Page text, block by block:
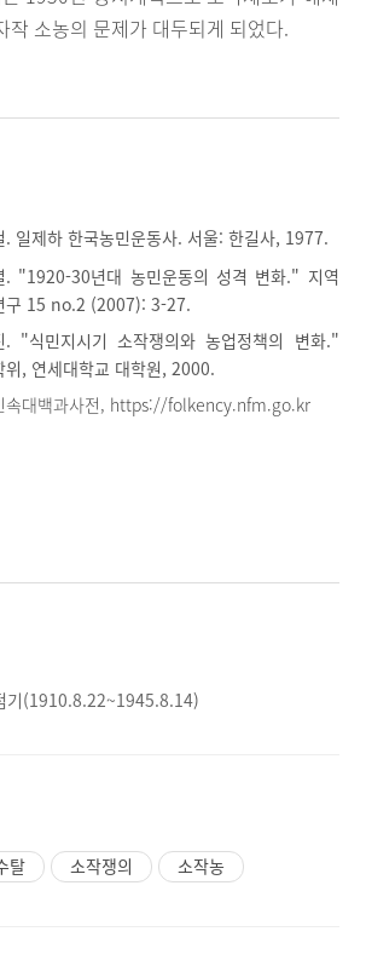
작 소농의 문제가 대두되게 되었다.
. 일제하 한국농민운동사. 서울: 한길사, 1977.
. "1920-30년대 농민운동의 성격 변화." 지역
구 15 no.2 (2007): 3-27.
. "식민지시기 소작쟁의와 농업정책의 변화."
위, 연세대학교 대학원, 2000.
속대백과사전, https://folkency.nfm.go.kr
기(1910.8.22~1945.8.14)
탈 소작쟁의 소작농